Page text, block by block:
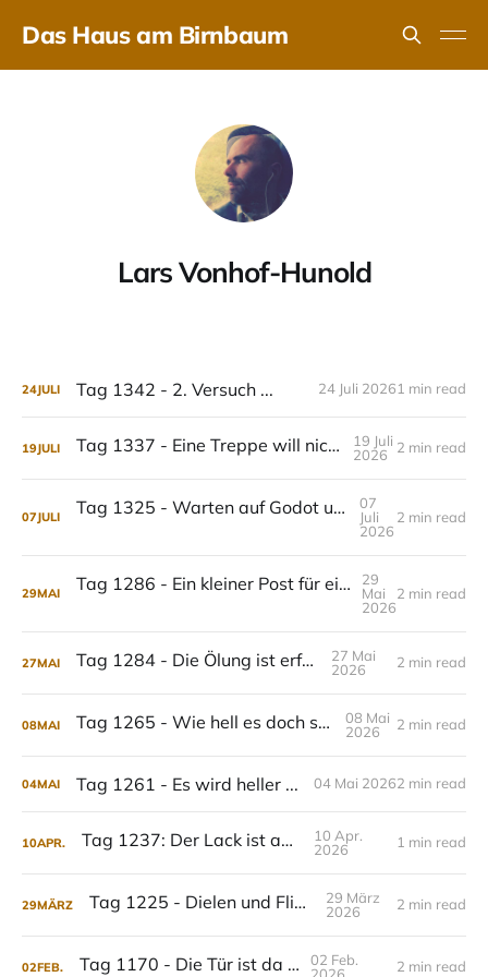
Das Haus am Birnbaum
Lars Vonhof-Hunold
24JULI Tag 1342 - 2. Versuch ... 24 Juli 20261 min read
19JULI Tag 1337 - Eine Treppe will nicht passen ...
19 Juli
2026
2 min read
07JULI Tag 1325 - Warten auf Godot und erste Möbel
07
Juli
2026
2 min read
29MAI Tag 1286 - Ein kleiner Post für einen großen Meilenstein ...
29
Mai
2026
2 min read
27MAI Tag 1284 - Die Ölung ist erfolgt ...
27 Mai
2026
2 min read
08MAI Tag 1265 - Wie hell es doch sein kann ...
08 Mai
2026
2 min read
04MAI Tag 1261 - Es wird heller ... 04 Mai 20262 min read
10APR. Tag 1237: Der Lack ist ab ...
10 Apr.
2026
1 min read
29MÄRZ Tag 1225 - Dielen und Fliesen ...
29 März
2026
2 min read
02FEB. Tag 1170 - Die Tür ist da ...
02 Feb.
2 min read